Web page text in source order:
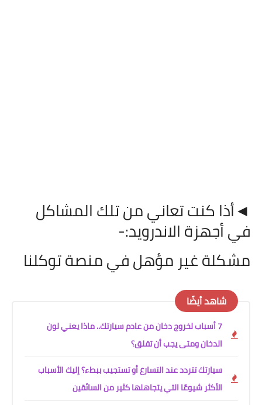
◄أذا كنت تعاني من تلك المشاكل
في أجهزة الاندرويد:-
مشكلة غير مؤهل في منصة توكلنا
شاهد أيضًا
7 أسباب لخروج دخان من عادم سيارتك.. ماذا يعني لون
الدخان ومتى يجب أن تقلق؟
سيارتك تتردد عند التسارع أو تستجيب ببطء؟ إليك الأسباب
الأكثر شيوعًا التي يتجاهلها كثير من السائقين